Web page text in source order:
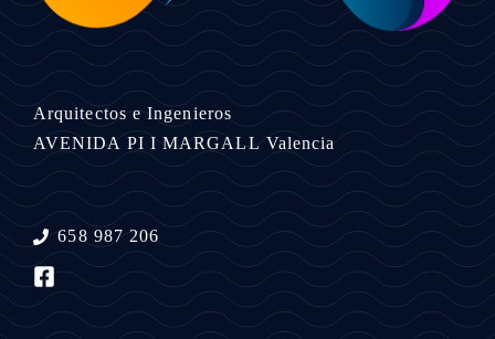
Arquitectos e Ingenieros
AVENIDA PI I MARGALL Valencia
658 987 206